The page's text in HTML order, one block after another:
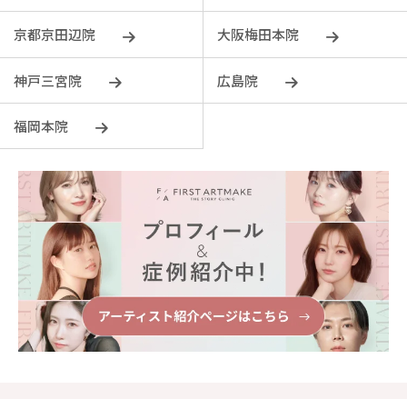
京都京田辺院 大阪梅田本院
神戸三宮院 広島院
福岡本院